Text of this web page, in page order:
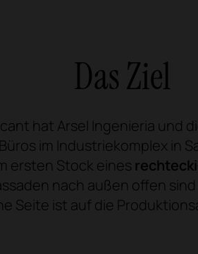
Das Ziel
hat Arsel Ingenieria und
im Industriekomplex in
ersten Stock eines
nach außen offen
Seite ist auf die